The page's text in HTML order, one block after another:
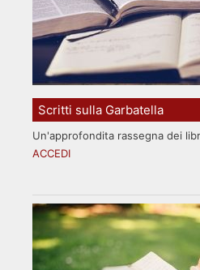
Scritti sulla Garbatella
Un'approfondita rassegna dei
ACCEDI